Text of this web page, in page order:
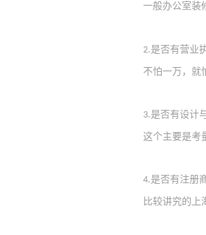
一般办公室装
2.是否有营业
不怕一万，就
3.是否有设计
这个主要是考
4.是否有注册
比较讲究的上